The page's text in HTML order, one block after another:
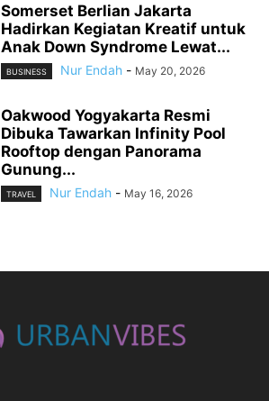
Somerset Berlian Jakarta
Hadirkan Kegiatan Kreatif untuk
Anak Down Syndrome Lewat...
BUSINESS Nur Endah - May 20, 2026
Oakwood Yogyakarta Resmi
Dibuka Tawarkan Infinity Pool
Rooftop dengan Panorama
Gunung...
TRAVEL Nur Endah - May 16, 2026